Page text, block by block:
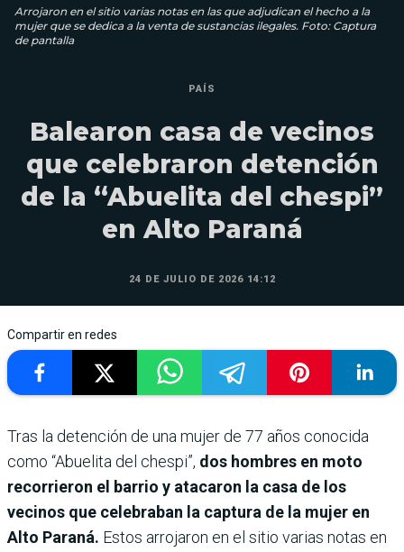
Arrojaron en el sitio varias notas en las que adjudican el hecho a la
mujer que se dedica a la venta de sustancias ilegales. Foto: Captura
de pantalla
PAÍS
Balearon casa de vecinos
que celebraron detención
de la “Abuelita del chespi”
en Alto Paraná
24 DE JULIO DE 2026 14:12
Compartir en redes
Tras la detención de una mujer de 77 años conocida
como “Abuelita del chespi”, dos hombres en moto
recorrieron el barrio y atacaron la casa de los
vecinos que celebraban la captura de la mujer en
Alto Paraná. Estos arrojaron en el sitio varias notas en